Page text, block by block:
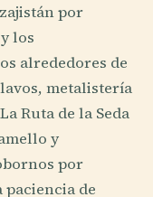
por
los
alrededores de
metalistería
Ruta de la Seda
y
por
de